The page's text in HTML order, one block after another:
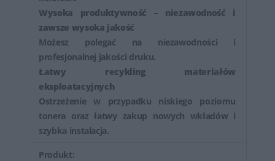
Wysoka produktywność – niezawodność i
zawsze wysoka jakość
Możesz polegać na niezawodności i
profesjonalnej jakości druku.
Łatwy recykling materiałów
eksploatacyjnych
Ostrzeżenie w przypadku niskiego poziomu
tonera oraz łatwy zakup nowych wkładów i
szybka instalacja.
Produkt: